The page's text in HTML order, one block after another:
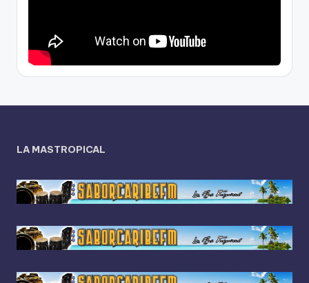
LA MASTROPICAL